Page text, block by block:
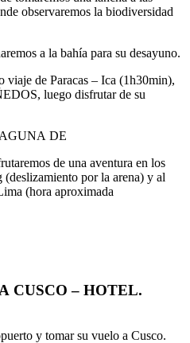
observaremos la biodiversidad
a la bahía para su desayuno.
de Paracas – Ica (1h30min),
luego disfrutar de su
DE
de una aventura en los
por la arena) y al
(hora aproximada
CUSCO – HOTEL.
y tomar su vuelo a Cusco.